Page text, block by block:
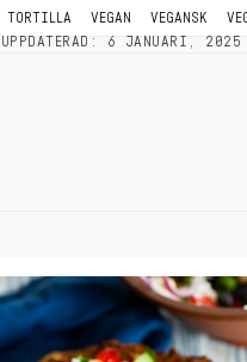
TORTILLA VEGAN VEGANSK
UPPDATERAD: 6 JANUARI, 2025